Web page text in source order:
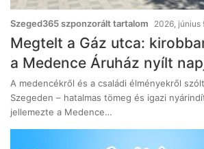
Szeged365 szponzorált tartalom 2026, június
Megtelt a Gáz utca:
a Medence Áruház nyílt
A medencékről és a családi élményekről
Szegeden – hatalmas tömeg és igazi
jellemezte a Medence…